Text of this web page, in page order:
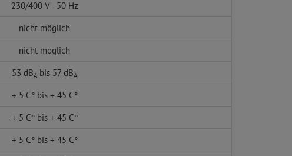
230/400 V - 50 Hz
nicht möglich
nicht möglich
53 dBA bis 57 dBA
+ 5 C° bis + 45 C°
+ 5 C° bis + 45 C°
+ 5 C° bis + 45 C°